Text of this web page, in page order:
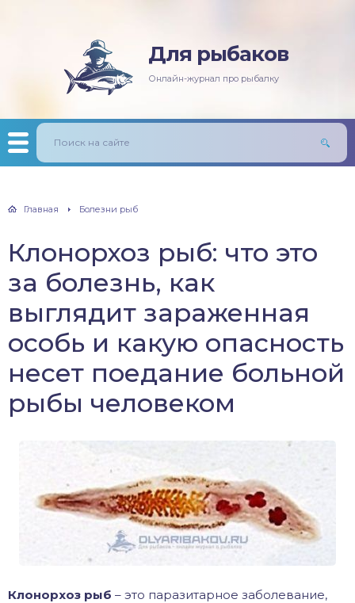
Для рыбаков
Онлайн-журнал про рыбалку
Главная Болезни рыб
Клонорхоз рыб: что это
за болезнь, как
выглядит зараженная
особь и какую опасность
несет поедание больной
рыбы человеком
Клонорхоз рыб – это паразитарное заболевание,
рыбалка
рыбалкаснасть
и донки
билет